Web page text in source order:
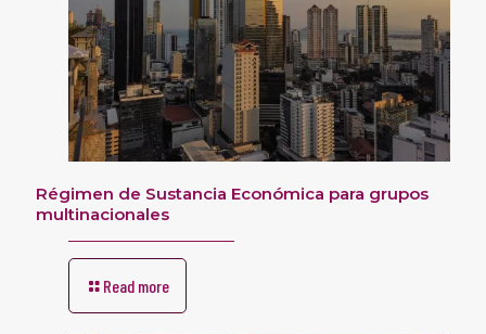
Régimen de Sustancia Económica para grupos
multinacionales
Read more